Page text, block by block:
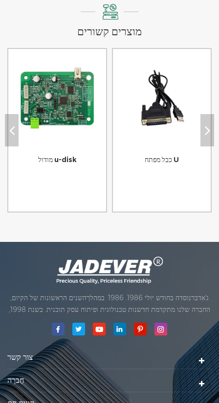
מוצרים קשורים
מודול u-disk כבל מפתח U
ג'אדברנוסדה בחודש יולי 1986. 1986. במהלךהשנים הראשונות של הקיום,
החברה שלנו מתקדמת חדשנות טכנולוגית ופיתוח עסק תוכנית. בשנת 1998,
החברה שלנו השיגה את המטרה האיכותי, כאשר הראשון של המוצרים שלנו
ג'אדברסולם ושות 'בע"מהיה
צור קשר
חֶברָה